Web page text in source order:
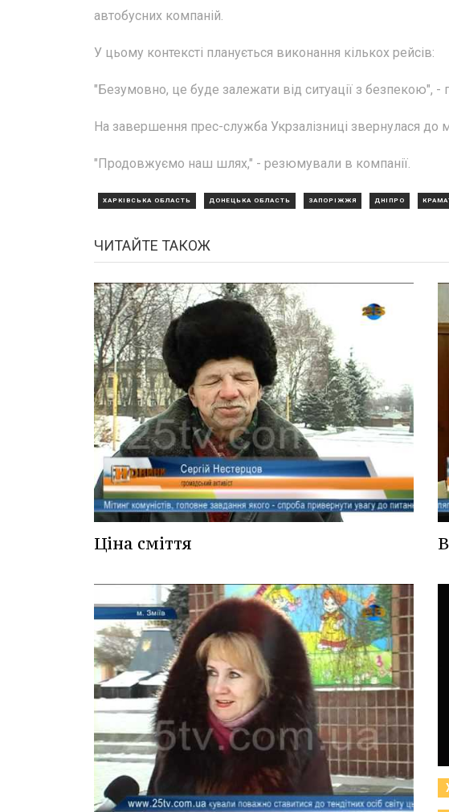
автобусних компаній.
У цьому контексті планується виконання кількох рейсів:
"Безумовно, це буде залежати від ситуації з безпекою", -
На завершення прес-служба Укрзалізниці звернулася
"Продовжуємо наш шлях," - резюмували в компанії.
ХАРКІВСЬКА ОБЛАСТЬ ДОНЕЦЬКА ОБЛАСТЬ ЗАПОРІЖЖЯ ДНІПРО
ЧИТАЙТЕ ТАКОЖ
Ціна сміття